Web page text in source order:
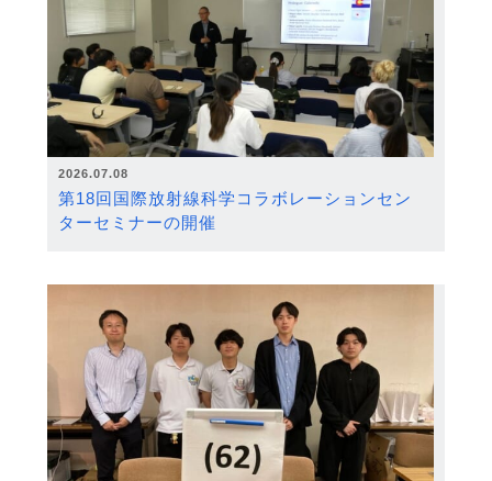
2026.07.08
第18回国際放射線科学コラボレーションセン
ターセミナーの開催